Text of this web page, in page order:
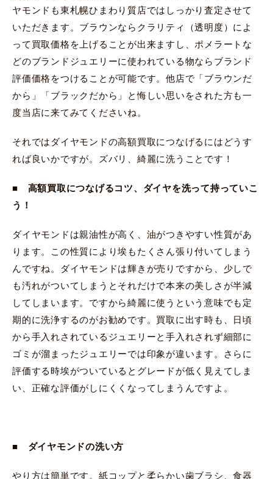
ヤモンドも東札幌ひまわり質店ではしっかり査定させて
いただきます。ブラウンならクラリティ（透明度）によ
って買取価格を上げることが出来ますし、ポメラートな
どのブランドジュエリーに使われている物ならブランド
評価価格をつけることが可能です。他店で「ブラウンだ
から」「ブラックだから」と悔しい思いをされた方も一
度当店に来てみてくださいね。
それではダイヤモンドの高額買取につなげるにはどうす
れば良いかですが。ズバリ、綺麗に洗うことです！
■ 高額買取につなげるコツ、ダイヤを洗って持っていこ
う！
ダイヤモンドは親油性が高く、油がつきやすい性質があ
ります。この性質により埃もたくさん張り付いてしまう
んですね。ダイヤモンドは輝きが売りですから、少しで
も汚れがついてしまうとそれだけで本来の美しさが半減
してしまいます。ですから綺麗に使うという意味でも定
期的に洗浄するのがお勧めです。買取に出す時も、日頃
から手入れされているジュエリーと手入れされず細部に
ゴミが溜まったジュエリーでは印象が違います。さらに
評価する時埃がついているとグレードが低く見えてしま
い、正確な評価がしにくくなってしまうんですよ。
■ ダイヤモンドの洗い方
やり方は簡単です。紙コップと柔らかい歯ブラシ、食器